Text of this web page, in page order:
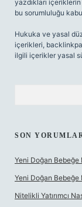
yazdıkları
bu sorumluluğu
Hukuka ve yasal
içerikleri,
ilgili içerikler yasal
SON
Yeni Doğan
Yeni Doğan
Nitelikli Yatırımcı